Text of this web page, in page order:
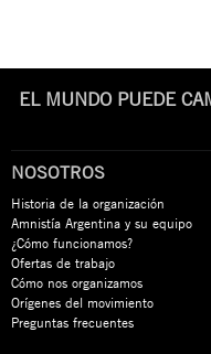
EL MUNDO PUEDE
NOSOTROS
Historia de la organización
Amnistía Argentina y su equipo
¿Cómo funcionamos?
Ofertas de trabajo
Cómo nos organizamos
Orígenes del movimiento
Preguntas frecuentes